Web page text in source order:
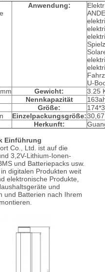
Anwendung:
U-
Gewicht:
3.25
Nennkapazität
Größe:
Einzelpackungsgröße:
Herkunft:
Einführung
Co., Ltd. ist auf die
3,2V-Lithium-Ionen-
und Batteriepacks usw.
digitalen Produkten weit
elektronische Produkte,
und
und Batterien nach Ihrem